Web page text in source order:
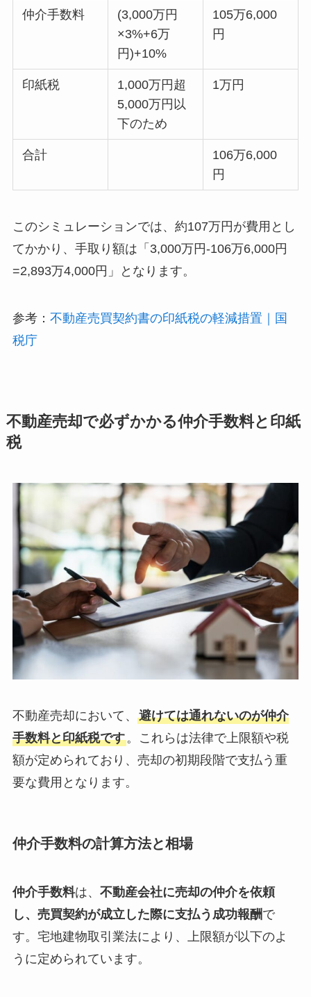
仲介手数料
(3,000万円
×3%+6万
円)+10%
105万6,000
円
印紙税
1,000万円超
5,000万円以
下のため
1万円
合計
106万6,000
円
このシミュレーションでは、約107万円が費用とし
てかかり、手取り額は「3,000万円-106万6,000円
=2,893万4,000円」となります。
参考： 不動産売買契約書の印紙税の軽減措置｜国
税庁
不動産売却で必ずかかる仲介手数料と印紙
税
不動産売却において、 避けては通れないのが仲介
手数料と印紙税です。これらは法律で上限額や税
額が定められており、売却の初期段階で支払う重
要な費用となります。
仲介手数料の計算方法と相場
仲介手数料は、 不動産会社に売却の仲介を依頼
し、売買契約が成立した際に支払う成功報酬で
す。宅地建物取引業法により、上限額が以下のよ
うに定められています。